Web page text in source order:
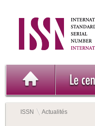
Le
ISSN Actualités